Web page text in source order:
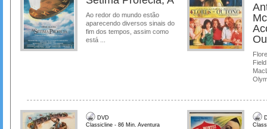
Ao redor do mundo estão
aparecendo diversos sinais do
fim dos tempos, assim como
está ...
DVD
Classicline - 86 Min. Aventura